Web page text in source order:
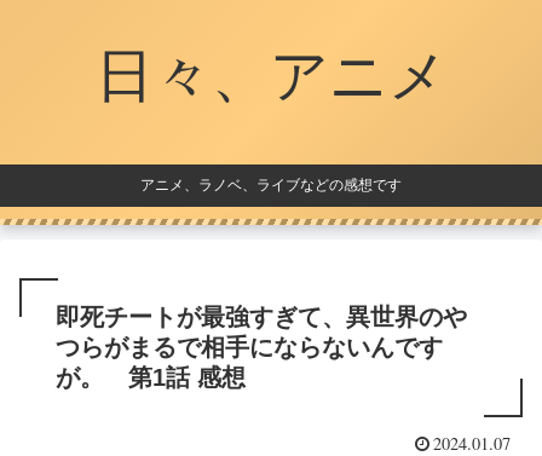
日々、アニメ
アニメ、ラノベ、ライブなどの感想です
即死チートが最強すぎて、異世界のや
つらがまるで相手にならないんです
が。 第1話 感想
2024.01.07